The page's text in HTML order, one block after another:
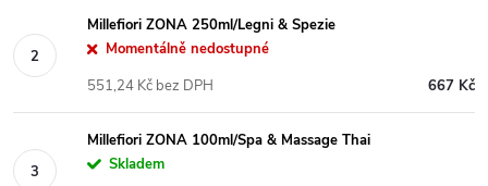
Millefiori ZONA 250ml/Legni & Spezie
Momentálně nedostupné
667 Kč
551,24 Kč bez DPH
Millefiori ZONA 100ml/Spa & Massage Thai
Skladem